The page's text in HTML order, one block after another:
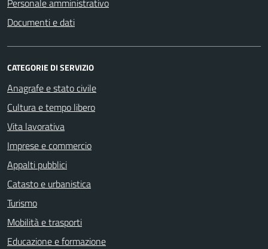
Personale amministrativo
Documenti e dati
CATEGORIE DI SERVIZIO
Anagrafe e stato civile
Cultura e tempo libero
Vita lavorativa
Imprese e commercio
Appalti pubblici
Catasto e urbanistica
Turismo
Mobilità e trasporti
Educazione e formazione